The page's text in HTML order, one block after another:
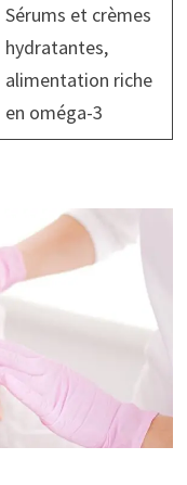
Sérums et crèmes
hydratantes,
alimentation riche
en oméga-3